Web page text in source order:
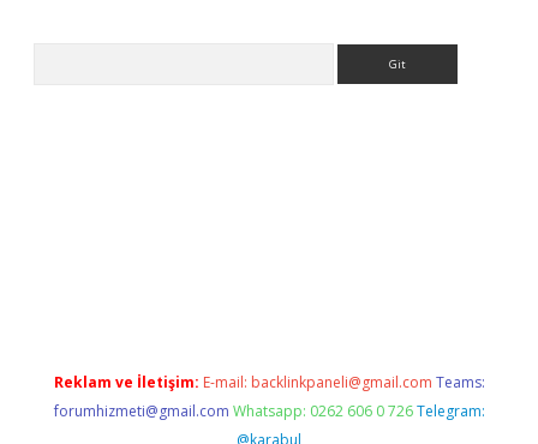
Reklam ve İletişim: E-mail: backlinkpaneli@gmail.com Teams:
forumhizmeti@gmail.com Whatsapp: 0262 606 0 726 Telegram:
@karabul